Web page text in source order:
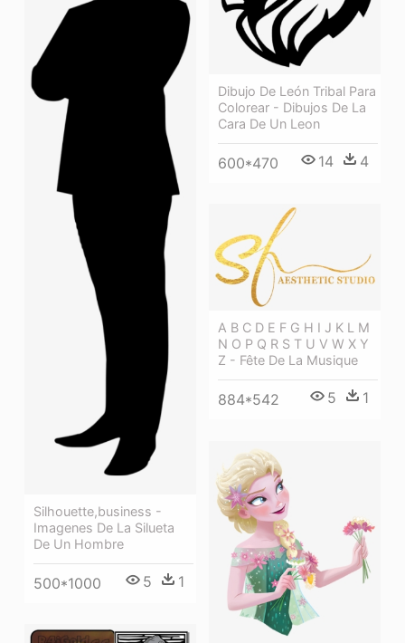
Dibujo De León Tribal Para
Colorear - Dibujos De La
Cara De Un Leon
600*470 14 4
Silhouette,business -
Imagenes De La Silueta
De Un Hombre
500*1000 5 1
A B C D E F G H I J K L M
N O P Q R S T U V W X Y
Z - Fête De La Musique
884*542 5 1